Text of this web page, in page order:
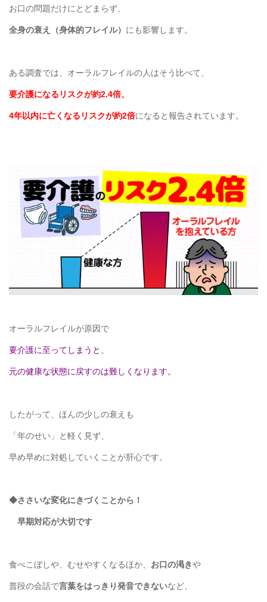
お口の問題だけにとどまらず、
全身の衰え（身体的フレイル） にも影響します。
ある調査では、オーラルフレイルの人はそう比べて、
要介護になるリスクが約2.4倍、
4年以内に亡くなるリスクが約2倍になると報告されています。
オーラルフレイルが原因で
要介護に至ってしまうと、
元の健康な状態に戻すのは難しくなります。
したがって、ほんの少しの衰えも
「年のせい」と軽く見ず、
早め早めに対処していくことが肝心です。
◆ささいな変化にきづくことから！
早期対応が大切です
食べこぼしや、むせやすくなるほか、 お口の渇きや
普段の会話で言葉をはっきり発音できないなど、